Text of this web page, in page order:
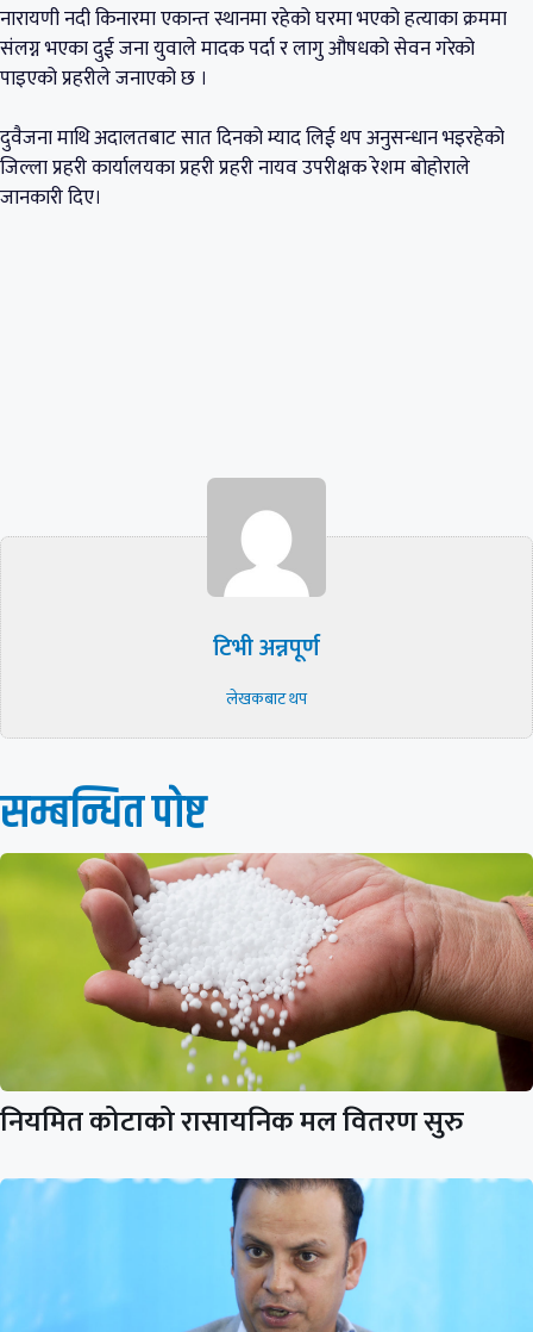
नारायणी नदी किनारमा एकान्त स्थानमा रहेको घरमा भएको हत्याका क्रममा
संलग्न भएका दुई जना युवाले मादक पर्दा र लागु औषधको सेवन गरेको
पाइएको प्रहरीले जनाएको छ ।
दुवैजना माथि अदालतबाट सात दिनको म्याद लिई थप अनुसन्धान भइरहेको
जिल्ला प्रहरी कार्यालयका प्रहरी प्रहरी नायव उपरीक्षक रेशम बोहोराले
जानकारी दिए।
टिभी अन्नपूर्ण
लेखकबाट थप
सम्बन्धित पाेष्ट
नियमित कोटाको रासायनिक मल वितरण सुरु